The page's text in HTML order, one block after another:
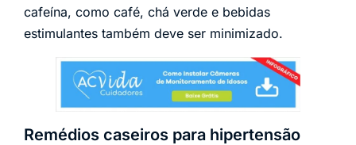
cafeína, como café, chá verde e bebidas
estimulantes também deve ser minimizado.
Remédios caseiros para hipertensão